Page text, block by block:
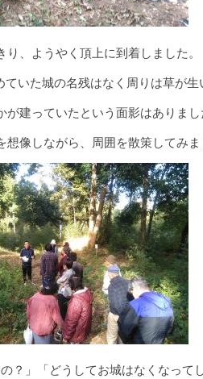
り、ようやく頂上に到着しました。
いた城の名残はなく周りは草が
建っていたという面影はありまし
像しながら、周囲を散策してみま
？」「どうしてお城はなくなって